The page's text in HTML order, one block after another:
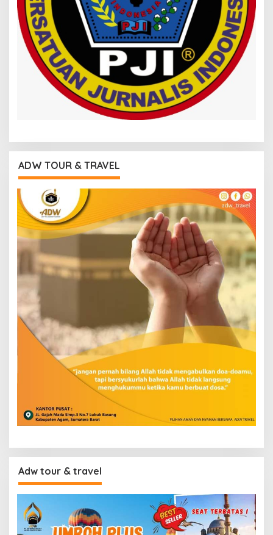
ADW TOUR & TRAVEL
Adw tour & travel